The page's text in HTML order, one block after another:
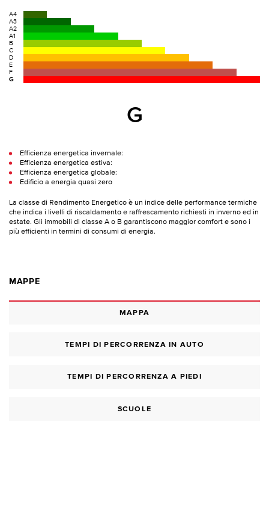
A4
A3
A2
A1
B
C
D
E
F
G
G
Efficienza energetica invernale:
Efficienza energetica estiva:
Efficienza energetica globale:
Edificio a energia quasi zero
La classe di Rendimento Energetico è un indice delle performance termiche
che indica i livelli di riscaldamento e raffrescamento richiesti in inverno ed in
estate. Gli immobili di classe A o B garantiscono maggior comfort e sono i
più efficienti in termini di consumi di energia.
MAPPE
MAPPA
TEMPI DI PERCORRENZA IN AUTO
TEMPI DI PERCORRENZA A PIEDI
SCUOLE